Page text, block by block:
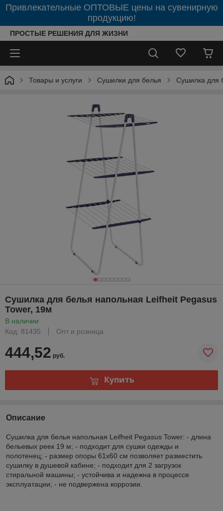
Привлекательные ОПТОВЫЕ цены на сувенирную
продукцию!
ПРОСТЫЕ РЕШЕНИЯ ДЛЯ ЖИЗНИ
Товары и услуги Сушилки для белья Сушилка для
Сушилка для белья напольная Leifheit Pegasus
Tower, 19м
В наличии
Код: 81435
Опт и розница
444,52 руб.
Купить
Описание
Сушилка для белья напольная Leifheit Pegasus Tower: - длина
бельевых реек 19 м; - подходит для сушки одежды и
полотенец; - размер опоры 61x60 см позволяет разместить
сушилку в душевой кабине; - подходит для 2 загрузок
стиральной машины; - устойчива и надежна в процессе
эксплуатации; - не подвержена коррозии.